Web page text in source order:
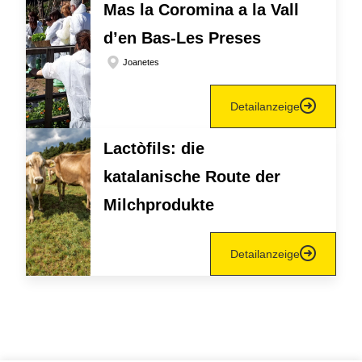
Mas la Coromina a la Vall
d’en Bas-Les Preses
Joanetes
Detailanzeige
Lactòfils: die
katalanische Route der
Milchprodukte
Detailanzeige